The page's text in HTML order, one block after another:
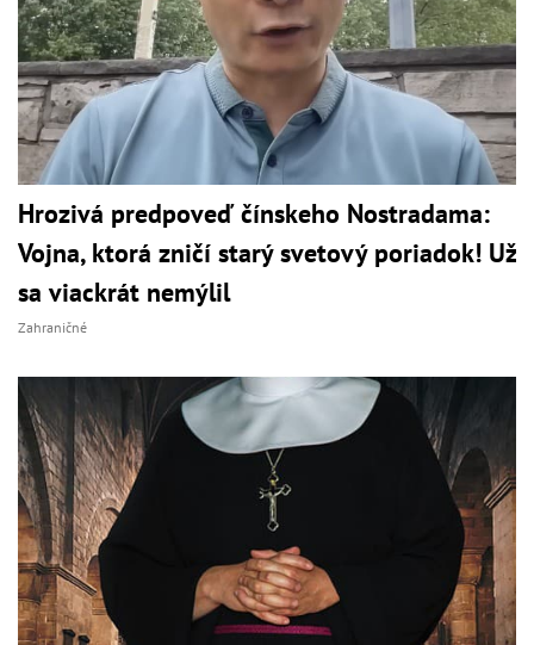
Hrozivá predpoveď čínskeho Nostradama:
Vojna, ktorá zničí starý svetový poriadok! Už
sa viackrát nemýlil
Zahraničné